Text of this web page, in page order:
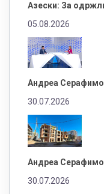
Азески: За
05.08.2026
Андреа
30.07.2026
Андреа
30.07.2026